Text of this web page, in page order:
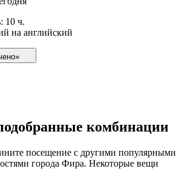
10 ч.
на английский
комбинации
посещение с другими популярными
города Фира. Некоторые вещи